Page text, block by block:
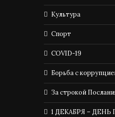
Культура
Спорт
COVID-19
Борьба с
За строкой
1 ДЕКАБРЯ – ДЕНЬ